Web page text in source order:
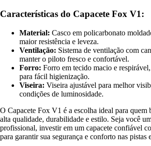
Características do Capacete Fox V1:
Material: Casco em policarbonato
maior resistência e leveza.
Ventilação: Sistema de ventilação com
manter o piloto fresco e confortável.
Forro: Forro em tecido macio e
para fácil higienização.
Viseira: Viseira ajustável para melhor
condições de luminosidade.
O Capacete Fox V1 é a escolha ideal para quem
alta qualidade, durabilidade e estilo. Seja você
profissional, investir em um capacete confiável
para garantir sua segurança e conforto nas pistas